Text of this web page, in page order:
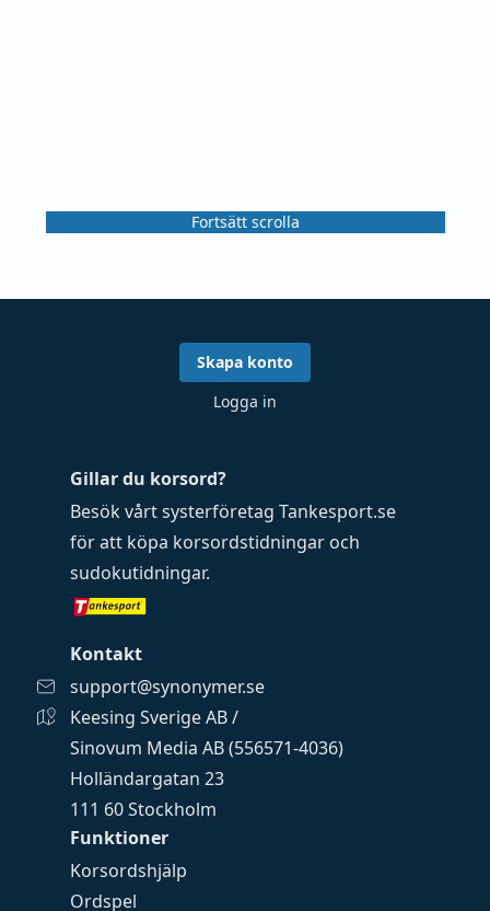
Fortsätt scrolla
Funktioner
Korsordshjälp
Ordspel
Gillar du korsord?
Besök vårt systerföretag Tankesport.se
för att köpa korsordstidningar och
sudokutidningar.
Kontakt
support@synonymer.se
Keesing Sverige AB /
Sinovum Media AB (556571-4036)
Holländargatan 23
111 60 Stockholm
Skapa konto
Logga in